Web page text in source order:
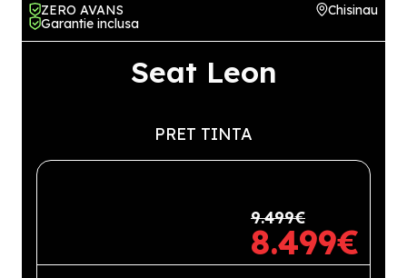
ZERO AVANS
Garantie inclusa
Chisinau
Seat Leon
PRET TINTA
9.499€
8.499€